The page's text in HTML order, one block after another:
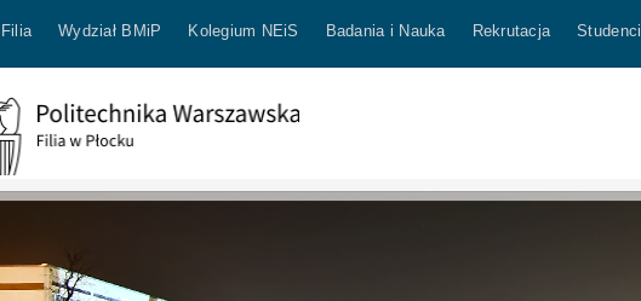
Filia Wydział BMiP Kolegium NEiS Badania i Nauka Rekrutacja Studenci